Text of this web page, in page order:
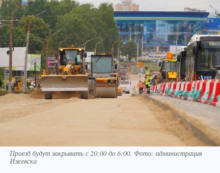
Проезд будут закрывать с 20:00 до 6:00. Фото: администрация
Ижевска